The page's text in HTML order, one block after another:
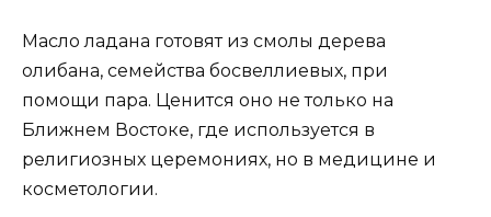
Масло ладана готовят из смолы дерева
олибана, семейства босвеллиевых, при
помощи пара. Ценится оно не только на
Ближнем Востоке, где используется в
религиозных церемониях, но в медицине и
косметологии.